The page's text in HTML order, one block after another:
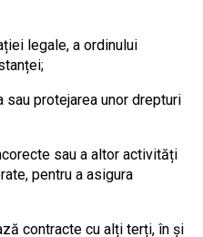
legale, a ordinului
protejarea unor drepturi
sau a altor activități
pentru a asigura
contracte cu alți terți, în și